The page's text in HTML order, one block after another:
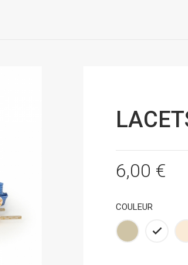
6,00 €
COULEUR
Taupe Blanc